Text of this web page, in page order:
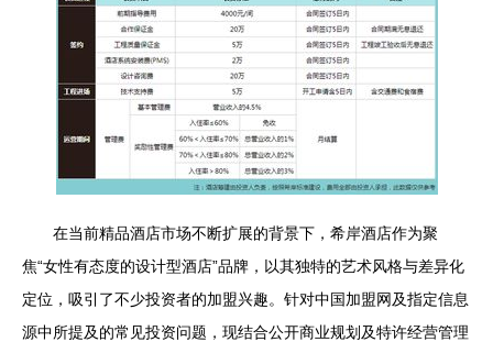
在当前精品酒店市场不断扩展的背景下，希岸酒店作为聚
焦“女性有态度的设计型酒店”品牌，以其独特的艺术风格与差异化
定位，吸引了不少投资者的加盟兴趣。针对中国加盟网及指定信息
源中所提及的常见投资问题，现结合公开商业规划及特许经营管理